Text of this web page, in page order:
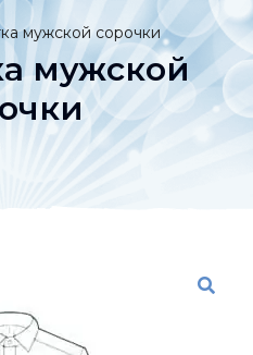
мужской сорочки
мужской